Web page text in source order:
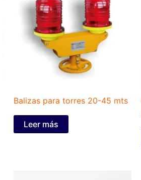
Balizas para torres 20-45 mts
Leer más